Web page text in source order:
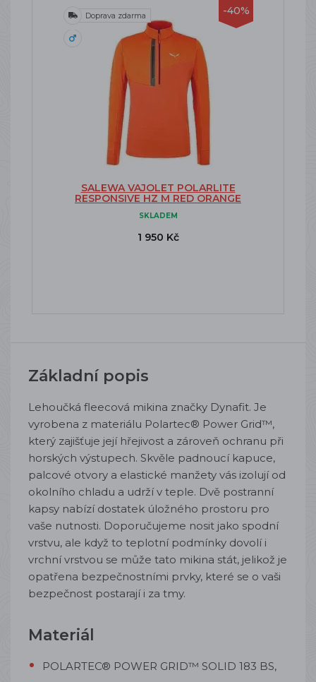
-40%
Doprava zdarma
SALEWA VAJOLET POLARLITE
RESPONSIVE HZ M RED ORANGE
SKLADEM
1 950 Kč
Základní popis
Lehoučká fleecová mikina značky Dynafit. Je
vyrobena z materiálu Polartec® Power Grid™,
který zajišťuje její hřejivost a zároveň ochranu při
horských výstupech. Skvěle padnoucí kapuce,
palcové otvory a elastické manžety vás izolují od
okolního chladu a udrží v teple. Dvě postranní
kapsy nabízí dostatek úložného prostoru pro
vaše nutnosti. Doporučujeme nosit jako spodní
vrstvu, ale když to teplotní podmínky dovolí i
vrchní vrstvou se může tato mikina stát, jelikož je
opatřena bezpečnostními prvky, které se o vaši
bezpečnost postarají i za tmy.
Materiál
POLARTEC® POWER GRID™ SOLID 183 BS,